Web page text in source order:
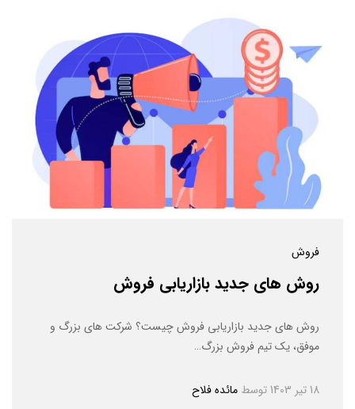
فروش
روش های جدید بازاریابی فروش
روش های جدید بازاریابی فروش چیست؟ شرکت های بزرگ و
موفق، یک تیم فروش بزرگ…
18 تیر 1403 توسط مائده فلاح